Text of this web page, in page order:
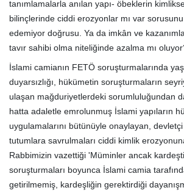
tanımlamalarla anılan yapı- öbeklerin
bilinçlerinde ciddi erozyonlar mı var
edemiyor doğrusu. Ya da imkân ve
tavır sahibi olma niteliğinde azalma mı
İslami camianın FETÖ soruşturmalarında
duyarsızlığı, hükümetin soruşturmaların
ulaşan mağduriyetlerdeki sorumluluğundan
hatta adaletle emrolunmuş İslami yapıların
uygulamalarını bütünüyle onaylayan,
tutumlara savrulmaları ciddi kimlik
Rabbimizin vazettiği 'Müminler ancak
soruşturmaları boyunca İslami camia
getirilmemiş, kardeşliğin gerektirdiği